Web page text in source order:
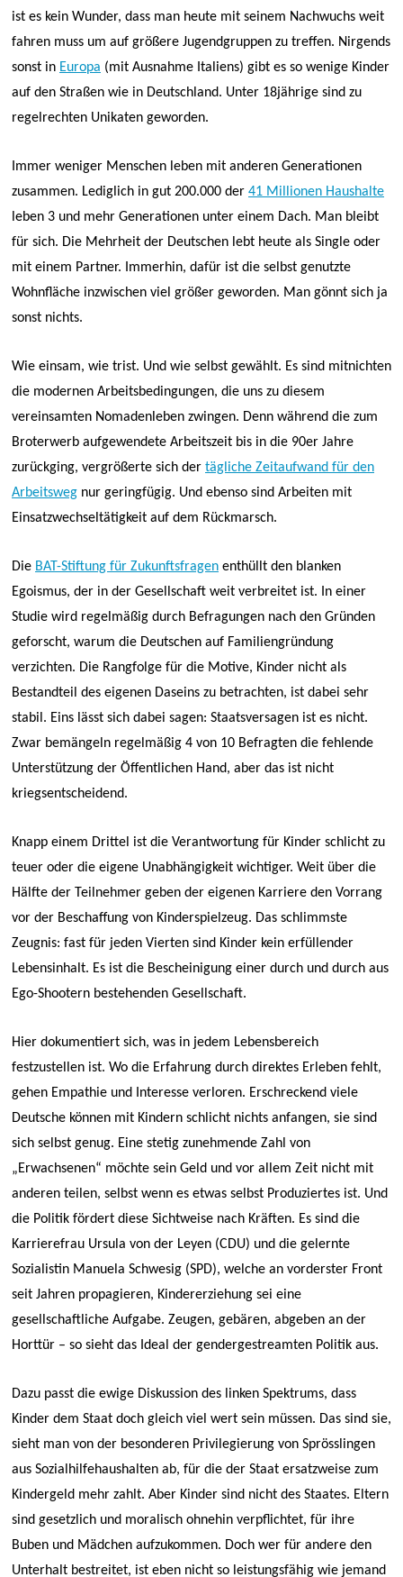
ist es kein Wunder, dass man heute mit seinem Nachwuchs weit
fahren muss um auf größere Jugendgruppen zu treffen. Nirgends
sonst in Europa (mit Ausnahme Italiens) gibt es so wenige Kinder
auf den Straßen wie in Deutschland. Unter 18jährige sind zu
regelrechten Unikaten geworden.
Immer weniger Menschen leben mit anderen Generationen
zusammen. Lediglich in gut 200.000 der 41 Millionen Haushalte
leben 3 und mehr Generationen unter einem Dach. Man bleibt
für sich. Die Mehrheit der Deutschen lebt heute als Single oder
mit einem Partner. Immerhin, dafür ist die selbst genutzte
Wohnfläche inzwischen viel größer geworden. Man gönnt sich ja
sonst nichts.
Wie einsam, wie trist. Und wie selbst gewählt. Es sind mitnichten
die modernen Arbeitsbedingungen, die uns zu diesem
vereinsamten Nomadenleben zwingen. Denn während die zum
Broterwerb aufgewendete Arbeitszeit bis in die 90er Jahre
zurückging, vergrößerte sich der tägliche Zeitaufwand für den
Arbeitsweg nur geringfügig. Und ebenso sind Arbeiten mit
Einsatzwechseltätigkeit auf dem Rückmarsch.
Die BAT-Stiftung für Zukunftsfragen enthüllt den blanken
Egoismus, der in der Gesellschaft weit verbreitet ist. In einer
Studie wird regelmäßig durch Befragungen nach den Gründen
geforscht, warum die Deutschen auf Familiengründung
verzichten. Die Rangfolge für die Motive, Kinder nicht als
Bestandteil des eigenen Daseins zu betrachten, ist dabei sehr
stabil. Eins lässt sich dabei sagen: Staatsversagen ist es nicht.
Zwar bemängeln regelmäßig 4 von 10 Befragten die fehlende
Unterstützung der Öffentlichen Hand, aber das ist nicht
kriegsentscheidend.
Knapp einem Drittel ist die Verantwortung für Kinder schlicht zu
teuer oder die eigene Unabhängigkeit wichtiger. Weit über die
Hälfte der Teilnehmer geben der eigenen Karriere den Vorrang
vor der Beschaffung von Kinderspielzeug. Das schlimmste
Zeugnis: fast für jeden Vierten sind Kinder kein erfüllender
Lebensinhalt. Es ist die Bescheinigung einer durch und durch aus
Ego-Shootern bestehenden Gesellschaft.
Hier dokumentiert sich, was in jedem Lebensbereich
festzustellen ist. Wo die Erfahrung durch direktes Erleben fehlt,
gehen Empathie und Interesse verloren. Erschreckend viele
Deutsche können mit Kindern schlicht nichts anfangen, sie sind
sich selbst genug. Eine stetig zunehmende Zahl von
„Erwachsenen“ möchte sein Geld und vor allem Zeit nicht mit
anderen teilen, selbst wenn es etwas selbst Produziertes ist. Und
die Politik fördert diese Sichtweise nach Kräften. Es sind die
Karrierefrau Ursula von der Leyen (CDU) und die gelernte
Sozialistin Manuela Schwesig (SPD), welche an vorderster Front
seit Jahren propagieren, Kindererziehung sei eine
gesellschaftliche Aufgabe. Zeugen, gebären, abgeben an der
Horttür – so sieht das Ideal der gendergestreamten Politik aus.
Dazu passt die ewige Diskussion des linken Spektrums, dass
Kinder dem Staat doch gleich viel wert sein müssen. Das sind sie,
sieht man von der besonderen Privilegierung von Sprösslingen
aus Sozialhilfehaushalten ab, für die der Staat ersatzweise zum
Kindergeld mehr zahlt. Aber Kinder sind nicht des Staates. Eltern
sind gesetzlich und moralisch ohnehin verpflichtet, für ihre
Buben und Mädchen aufzukommen. Doch wer für andere den
Unterhalt bestreitet, ist eben nicht so leistungsfähig wie jemand